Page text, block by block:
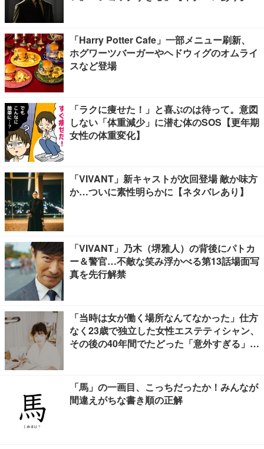
「Harry Potter Cafe」一部メニュー刷新、
ホグワーツバーガーやヘドウィグのオムライ
スなど登場
「ラクに痩せた！」と喜ぶのは待って。意図
しない「体重減少」に潜む体のSOS【更年期
女性の体重変化】
「VIVANT」新キャストが次回登場 敵か味方
か…ついに素性明らかに【ネタバレあり】
「VIVANT」乃木（堺雅人）の背後にパトカ
ー＆警官…不敵な笑み浮かべる第13話場面写
真を先行解禁
「当時は女が働く場所なんてなかった」仕方
なく23歳で独立した女性エステティシャン、
その後の40年間でたどった「意外すぎる」紆
「馬」の一画目、こっちだったか！みんなが
間違えがちな書き順の正解